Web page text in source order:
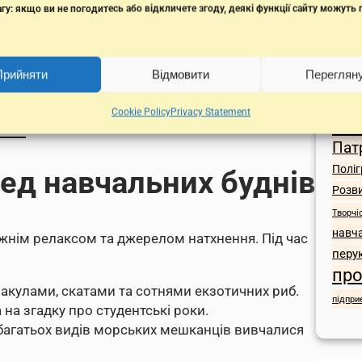
якщо ви не погодитесь або відкличете згоду, деякі функції сайту
Відмовити
Cookie PolicyPrivacy Statement
була унікальною. Проте саме автори
головний трофей — квитки у підводну
навчальних буднів
релаксом та джерелом натхнення. Під час
скатами та сотнями екзотичних риб.
згадку про студентські роки.
видів морських мешканців вивчалися